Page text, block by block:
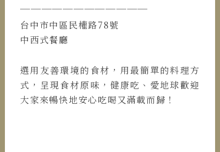
────────────
台中市中區民權路78號
中西式餐廳
選用友善環境的食材，用最簡單的料理方
式，呈現食材原味，健康吃、愛地球歡迎
大家來暢快地安心吃喝又滿載而歸！